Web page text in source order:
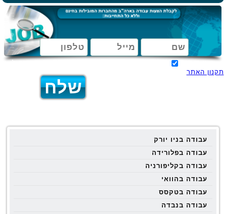
תקנון האתר
עבודה בניו יורק
עבודה בפלורידה
עבודה בקליפורניה
עבודה בהוואי
עבודה בטקסס
עבודה בנבדה